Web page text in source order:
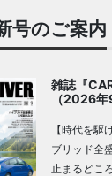
号のご案内
雑誌『
（2026年
【時代を駆
ブリッド全
止まるどこ